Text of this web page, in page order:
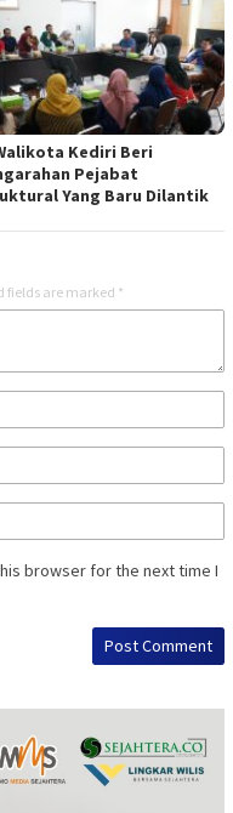
Kediri Beri
Pejabat
Yang Baru Dilantik
fields are marked *
browser for the next time I